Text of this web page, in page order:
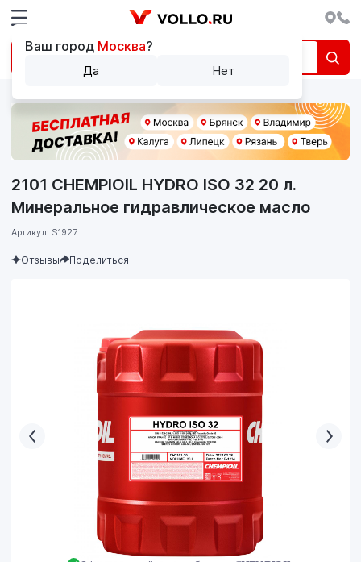
2101 CHEMPIOIL HYDRO ISO 32 20 л.
Минеральное гидравлическое масло
Артикул: S1927
Отзывы Поделиться
Ваш город Москва?
Да Нет